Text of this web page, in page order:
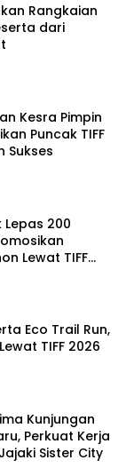
Rangkaian
dari
Kesra Pimpin
Puncak TIFF
Sukses
200
Lewat TIFF
Eco Trail Run,
TIFF 2026
Kunjungan
Perkuat Kerja
Sister City